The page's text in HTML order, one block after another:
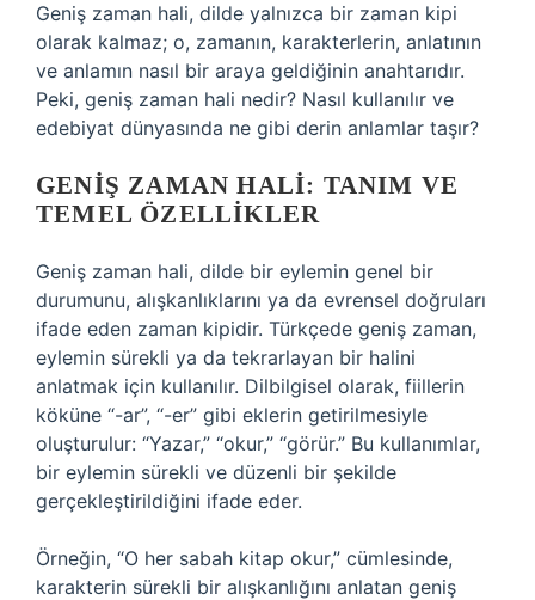
Geniş zaman hali, dilde yalnızca bir zaman kipi
olarak kalmaz; o, zamanın, karakterlerin, anlatının
ve anlamın nasıl bir araya geldiğinin anahtarıdır.
Peki, geniş zaman hali nedir? Nasıl kullanılır ve
edebiyat dünyasında ne gibi derin anlamlar taşır?
GENIŞ ZAMAN HALI: TANIM VE
TEMEL ÖZELLIKLER
Geniş zaman hali, dilde bir eylemin genel bir
durumunu, alışkanlıklarını ya da evrensel doğruları
ifade eden zaman kipidir. Türkçede geniş zaman,
eylemin sürekli ya da tekrarlayan bir halini
anlatmak için kullanılır. Dilbilgisel olarak, fiillerin
köküne “-ar”, “-er” gibi eklerin getirilmesiyle
oluşturulur: “Yazar,” “okur,” “görür.” Bu kullanımlar,
bir eylemin sürekli ve düzenli bir şekilde
gerçekleştirildiğini ifade eder.
Örneğin, “O her sabah kitap okur,” cümlesinde,
karakterin sürekli bir alışkanlığını anlatan geniş